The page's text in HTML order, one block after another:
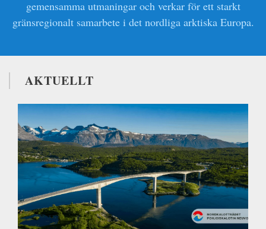
gemensamma utmaningar och verkar för ett starkt
gränsregionalt samarbete i det nordliga arktiska Europa.
AKTUELLT